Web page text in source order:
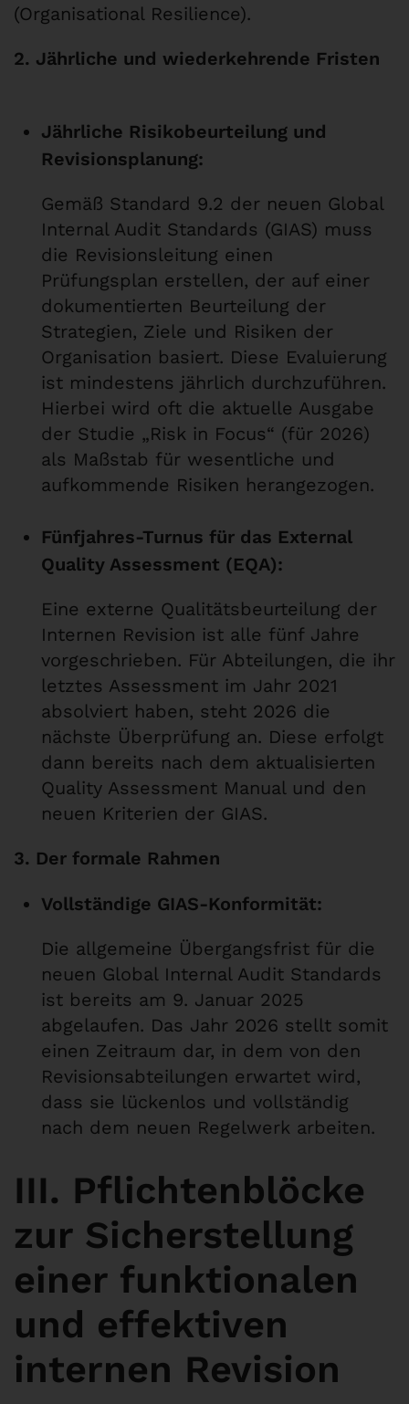
(Organisational Resilience).
2. Jährliche und wiederkehrende Fristen
Jährliche Risikobeurteilung und
Revisionsplanung:
Gemäß Standard 9.2 der neuen Global
Internal Audit Standards (GIAS) muss
die Revisionsleitung einen
Prüfungsplan erstellen, der auf einer
dokumentierten Beurteilung der
Strategien, Ziele und Risiken der
Organisation basiert. Diese Evaluierung
ist mindestens jährlich durchzuführen.
Hierbei wird oft die aktuelle Ausgabe
der Studie „Risk in Focus“ (für 2026)
als Maßstab für wesentliche und
aufkommende Risiken herangezogen.
Fünfjahres-Turnus für das External
Quality Assessment (EQA):
Eine externe Qualitätsbeurteilung der
Internen Revision ist alle fünf Jahre
vorgeschrieben. Für Abteilungen, die ihr
letztes Assessment im Jahr 2021
absolviert haben, steht 2026 die
nächste Überprüfung an. Diese erfolgt
dann bereits nach dem aktualisierten
Quality Assessment Manual und den
neuen Kriterien der GIAS.
3. Der formale Rahmen
Vollständige GIAS-Konformität:
Die allgemeine Übergangsfrist für die
neuen Global Internal Audit Standards
ist bereits am 9. Januar 2025
abgelaufen. Das Jahr 2026 stellt somit
einen Zeitraum dar, in dem von den
Revisionsabteilungen erwartet wird,
dass sie lückenlos und vollständig
nach dem neuen Regelwerk arbeiten.
III. Pflichtenblöcke
zur Sicherstellung
einer funktionalen
und effektiven
internen Revision